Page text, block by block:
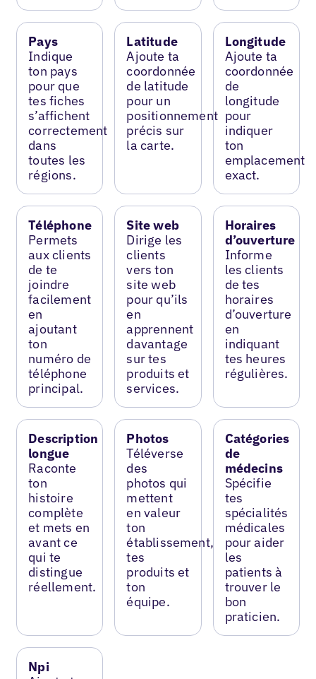
Pays
Indique
ton pays
pour que
tes fiches
s’affichent
correctement
dans
toutes les
régions.
Latitude
Ajoute ta
coordonnée
de latitude
pour un
positionnement
précis sur
la carte.
Longitude
Ajoute ta
coordonnée
de
longitude
pour
indiquer
ton
emplacement
exact.
Téléphone
Permets
aux clients
de te
joindre
facilement
en
ajoutant
ton
numéro de
téléphone
principal.
Site web
Dirige les
clients
vers ton
site web
pour qu’ils
en
apprennent
davantage
sur tes
produits et
services.
Horaires
d’ouverture
Informe
les clients
de tes
horaires
d’ouverture
en
indiquant
tes heures
régulières.
Description
longue
Raconte
ton
histoire
complète
et mets en
avant ce
qui te
distingue
réellement.
Photos
Téléverse
des
photos qui
mettent
en valeur
ton
établissement,
tes
produits et
ton
équipe.
Catégories
de
médecins
Spécifie
tes
spécialités
médicales
pour aider
les
patients à
trouver le
bon
praticien.
Npi